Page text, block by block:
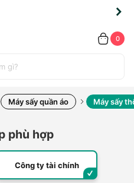
0
Máy sấy quần áo Máy sấy
phù hợp
Công ty tài chính